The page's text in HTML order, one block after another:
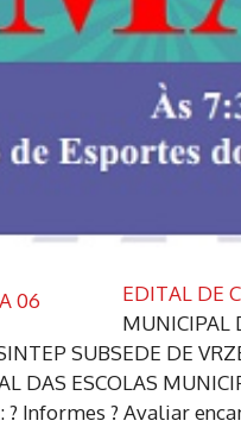
EDITAL DE
MUNICIPAL
SUBSEDE DE
DAS ESCOLAS
? Informes ? Avaliar